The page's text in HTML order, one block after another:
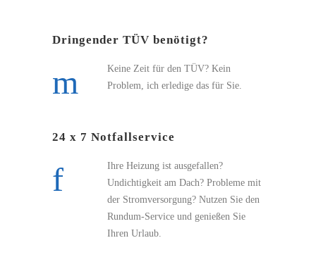
Dringender TÜV benötigt?
Keine Zeit für den TÜV? Kein
Problem, ich erledige das für Sie.
24 x 7 Notfallservice
Ihre Heizung ist ausgefallen?
Undichtigkeit am Dach? Probleme mit
der Stromversorgung? Nutzen Sie den
Rundum-Service und genießen Sie
Ihren Urlaub.